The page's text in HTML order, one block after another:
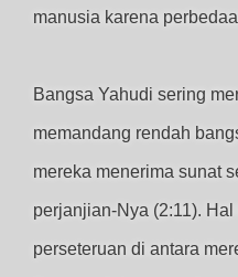
manusia karena
Bangsa Yahudi sering
memandang rendah
mereka menerima sunat
perjanjian-Nya (2:11).
perseteruan di antara